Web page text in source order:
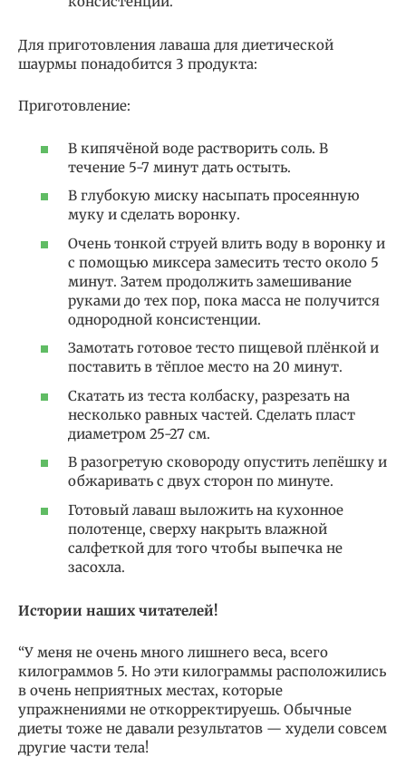
Для приготовления лаваша для диетической
шаурмы понадобится 3 продукта:
Приготовление:
В кипячёной воде растворить соль. В
течение 5-7 минут дать остыть.
В глубокую миску насыпать просеянную
муку и сделать воронку.
Очень тонкой струей влить воду в воронку и
с помощью миксера замесить тесто около 5
минут. Затем продолжить замешивание
руками до тех пор, пока масса не получится
однородной консистенции.
Замотать готовое тесто пищевой плёнкой и
поставить в тёплое место на 20 минут.
Скатать из теста колбаску, разрезать на
несколько равных частей. Сделать пласт
диаметром 25-27 см.
В разогретую сковороду опустить лепёшку и
обжаривать с двух сторон по минуте.
Готовый лаваш выложить на кухонное
полотенце, сверху накрыть влажной
салфеткой для того чтобы выпечка не
засохла.
Истории наших читателей!
“У меня не очень много лишнего веса, всего
килограммов 5. Но эти килограммы расположились
в очень неприятных местах, которые
упражнениями не откорректируешь. Обычные
диеты тоже не давали результатов — худели совсем
другие части тела!